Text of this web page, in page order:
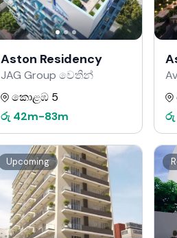
Aston Residency
JAG Group වෙතින්
කොළඹ 5
රු 42m-83m
රු
Upcoming